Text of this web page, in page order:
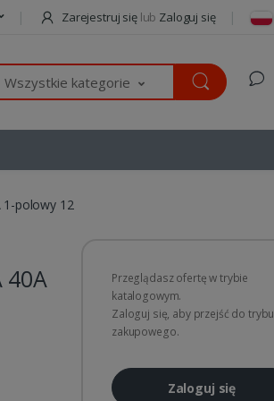
Zarejestruj się lub Zaloguj się
Wszystkie kategorie
1-polowy 12
40A
Przeglądasz ofertę w trybie
katalogowym.
Zaloguj się, aby przejść do trybu
zakupowego.
Zaloguj się